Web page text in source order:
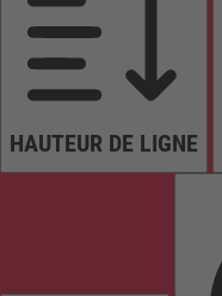
HAUTEUR DE LIGNE